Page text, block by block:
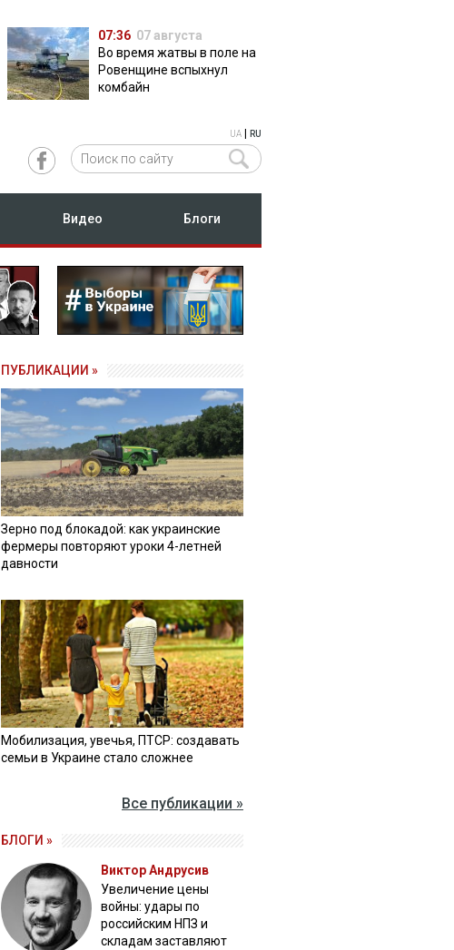
07:36 07 августа
Во время жатвы в поле на
Ровенщине вспыхнул
комбайн
UA RU
Видео Блоги
ПУБЛИКАЦИИ »
Зерно под блокадой: как украинские
фермеры повторяют уроки 4-летней
давности
Мобилизация, увечья, ПТСР: создавать
семьи в Украине стало сложнее
Все публикации »
БЛОГИ »
Виктор Андрусив
Увеличение цены
войны: удары по
российским НПЗ и
складам заставляют